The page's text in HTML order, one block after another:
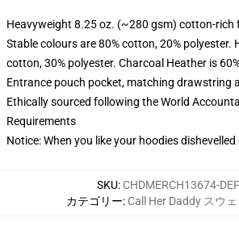
Heavyweight 8.25 oz. (~280 gsm) cotton-rich
Stable colours are 80% cotton, 20% polyester.
cotton, 30% polyester. Charcoal Heather is
Entrance pouch pocket, matching drawstring
Ethically sourced following the World
Requirements
Notice: When you like your hoodies
SKU: CHDMERCH13674-
カテゴリー: Call Her Daddy スウ